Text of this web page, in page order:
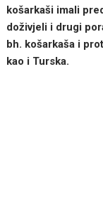
košarkaši imali
doživjeli i drugi
bh. košarkaša i
kao i Turska.